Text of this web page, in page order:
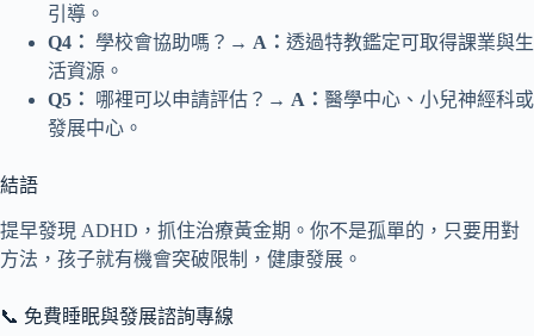
引導。
Q4： 學校會協助嗎？→ A： 透過特教鑑定可取得課業與生
活資源。
Q5：
哪裡可以申請評估？→ A： 醫學中心、小兒神經科或
發展中心。
結語
提早發現 ADHD，抓住治療黃金期。你不是孤單的，只要用對
方法，孩子就有機會突破限制，健康發展。
📞 免費睡眠與發展諮詢專線